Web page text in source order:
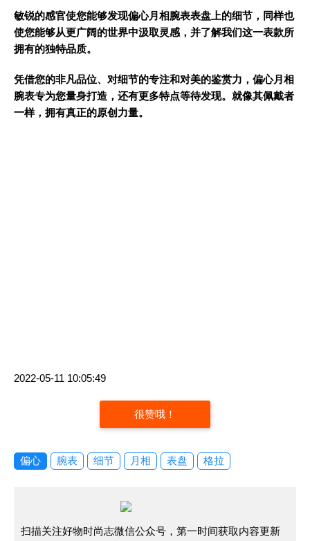
敏锐的感官使您能够发现偏心月相腕表表盘上的细节，同样也
使您能够从更广阔的世界中汲取灵感，并了解我们这一表款所
拥有的独特品质。
凭借您的非凡品位、对细节的专注和对美的鉴赏力，偏心月相
腕表专为您量身打造，还有更多特点等待发现。就像其佩戴者
一样，拥有真正的原创力量。
2022-05-11 10:05:49
很赞哦！
偏心 腕表 细节 月相 表盘 格拉
扫描关注好物时尚志微信公众号，第一时间获取内容更新